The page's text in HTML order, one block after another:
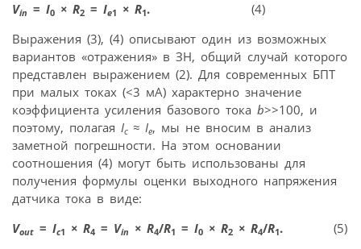
Vin = I0 × R2 = Ie1 × R1.
(4)
Выражения (3), (4) описывают один из возможных
вариантов «отражения» в ЗН, общий случай которого
представлен выражением (2). Для современных БПТ
при малых токах (<3 мA) характерно значение
коэффициента усиления базового тока b>>100, и
поэтому, полагая Ic ≈ Ie, мы не вносим в анализ
заметной погрешности. На этом основании
соотношения (4) могут быть использованы для
получения формулы оценки выходного напряжения
датчика тока в виде:
Vout = Ic1 × R4 = Vin × R4/R1 = I0 × R2 × R4/R1.
(5)